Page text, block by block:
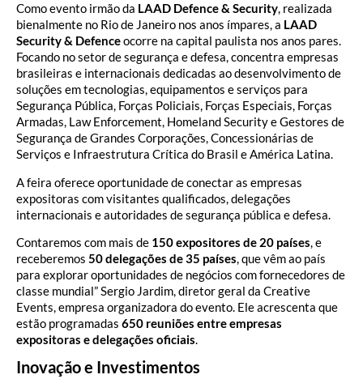
Como evento irmão da LAAD Defence & Security, realizada
bienalmente no Rio de Janeiro nos anos ímpares, a LAAD
Security & Defenceocorre na capital paulista nos anos pares.
Focando no setor de segurança e defesa, concentra empresas
brasileiras e internacionais dedicadas ao desenvolvimento de
soluções em tecnologias, equipamentos e serviços para
Segurança Pública, Forças Policiais, Forças Especiais, Forças
Armadas, Law Enforcement, Homeland Security e Gestores de
Segurança de Grandes Corporações, Concessionárias de
Serviços e Infraestrutura Crítica do Brasil e América Latina.
A feira oferece oportunidade de conectar as empresas
expositoras com visitantes qualificados, delegações
internacionais e autoridades de segurança pública e defesa.
Contaremos com mais de 150 expositores de 20 países, e
receberemos 50 delegações de 35 países, que vêm ao país
para explorar oportunidades de negócios com fornecedores de
classe mundial” Sergio Jardim, diretor geral da Creative
Events, empresa organizadora do evento. Ele acrescenta que
estão programadas 650 reuniões entre empresas
expositoras e delegações oficiais.
Inovação e Investimentos